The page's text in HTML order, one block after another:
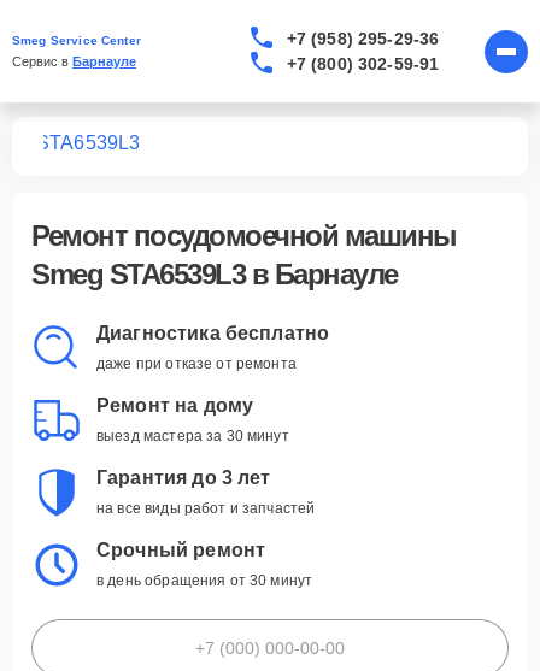
Smeg Service Center
Сервис в Барнауле
+7 (958) 295-29-36
+7 (800) 302-59-91
STA6539L3
Ремонт посудомоечной машины
Smeg STA6539L3в Барнауле
Диагностика бесплатно
даже при отказе от ремонта
Ремонт на дому
выезд мастера за 30 минут
Гарантия до 3 лет
на все виды работ и запчастей
Срочный ремонт
в день обращения от 30 минут